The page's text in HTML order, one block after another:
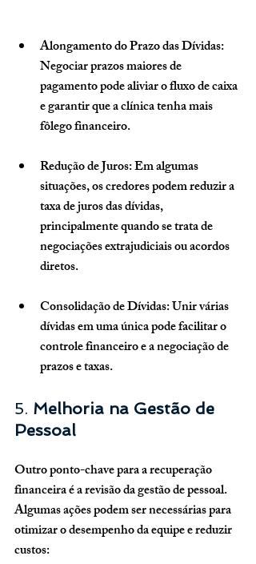
Alongamento do Prazo das Dívidas:
Negociar prazos maiores de
pagamento pode aliviar o fluxo de caixa
e garantir que a clínica tenha mais
fôlego financeiro.
Redução de Juros: Em algumas
situações, os credores podem reduzir a
taxa de juros das dívidas,
principalmente quando se trata de
negociações extrajudiciais ou acordos
diretos.
Consolidação de Dívidas: Unir várias
dívidas em uma única pode facilitar o
controle financeiro e a negociação de
prazos e taxas.
5. Melhoria na Gestão de
Pessoal
Outro ponto-chave para a recuperação
financeira é a revisão da gestão de pessoal.
Algumas ações podem ser necessárias para
otimizar o desempenho da equipe e reduzir
custos: